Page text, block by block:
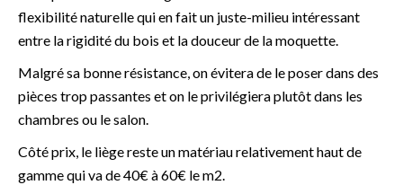
flexibilité naturelle qui en fait un juste-milieu intéressant
entre la rigidité du bois et la douceur de la moquette.
Malgré sa bonne résistance, on évitera de le poser dans des
pièces trop passantes et on le privilégiera plutôt dans les
chambres ou le salon.
Côté prix, le liège reste un matériau relativement haut de
gamme qui va de 40€ à 60€ le m2.